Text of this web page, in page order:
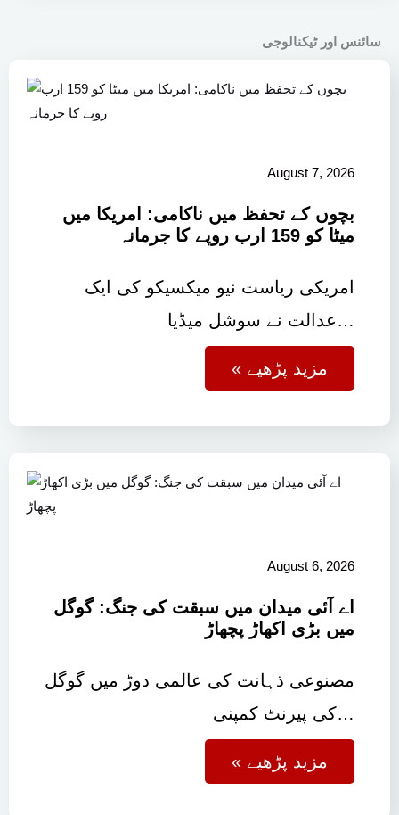
سائنس اور ٹیکنالوجی
August 7, 2026
بچوں کے تحفظ میں ناکامی: امریکا میں
میٹا کو 159 ارب روپے کا جرمانہ
امریکی ریاست نیو میکسیکو کی ایک
عدالت نے سوشل میڈیا…
« مزید پڑھیے
August 6, 2026
اے آئی میدان میں سبقت کی جنگ: گوگل
میں بڑی اکھاڑ پچھاڑ
مصنوعی ذہانت کی عالمی دوڑ میں گوگل
کی پیرنٹ کمپنی…
« مزید پڑھیے